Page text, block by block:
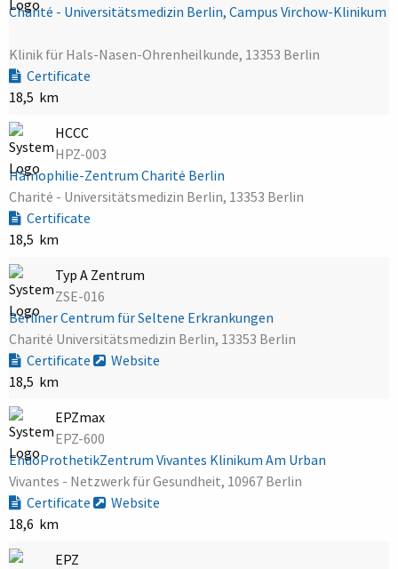
Charité - Universitätsmedizin Berlin, Campus Virchow-Klinikum
Klinik für Hals-Nasen-Ohrenheilkunde, 13353 Berlin
Certificate
18,5 km
HCCC
HPZ-003
Hämophilie-Zentrum Charité Berlin
Charité - Universitätsmedizin Berlin, 13353 Berlin
Certificate
18,5 km
Typ A Zentrum
ZSE-016
Berliner Centrum für Seltene Erkrankungen
Charité Universitätsmedizin Berlin, 13353 Berlin
Certificate
Website
18,5 km
EPZmax
EPZ-600
EndoProthetikZentrum Vivantes Klinikum Am Urban
Vivantes - Netzwerk für Gesundheit, 10967 Berlin
Certificate
Website
18,6 km
EPZ